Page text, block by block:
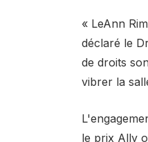
« LeAnn
déclaré le
de droits
vibrer la
le prix Ally